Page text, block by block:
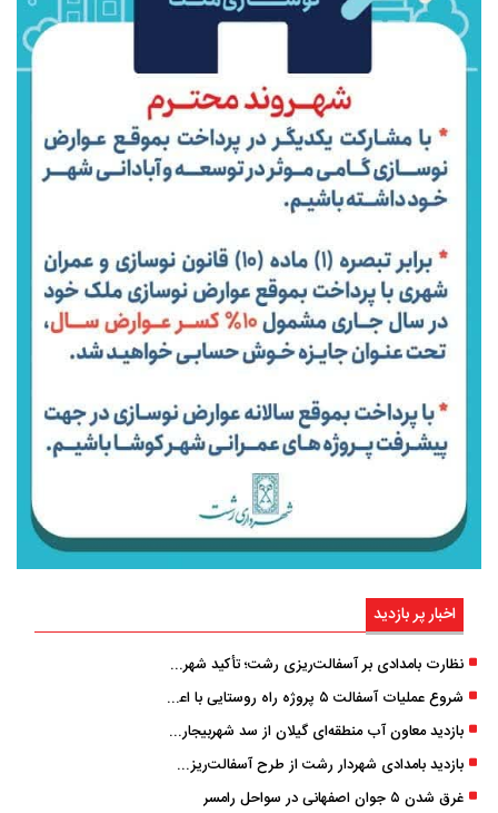
اخبار پر بازدید
نظارت بامدادی بر آسفالت‌ریزی رشت؛ تأکید شهردار و بازرس کل بر کیفیت اجرای پروژه‌ها
شروع عملیات آسفالت ۵ پروژه راه ‌روستایی با اعتبار ۳۷۰ میلیاردی در گیلان
بازدید معاون آب منطقه‌ای گیلان از سد شهربیجار برای تداوم تأمین آب شرب استان
بازدید بامدادی شهردار رشت از طرح آسفالت‌ریزی گسترده در مناطق پنج‌گانه
غرق شدن ۵ جوان اصفهانی در سواحل رامسر